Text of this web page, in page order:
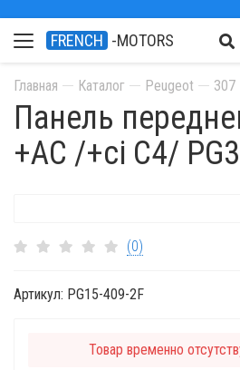
FRENCH -MOTORS
Главная Каталог Peugeot 307
Панель
+AC /+ci C4/
(0)
Артикул: PG15-409-2F
Товар временно